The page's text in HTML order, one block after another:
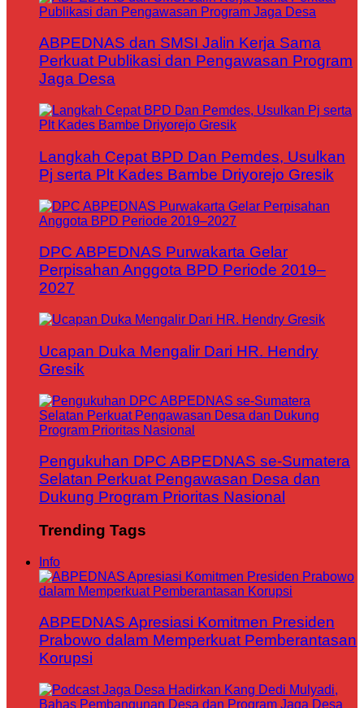
ABPEDNAS dan SMSI Jalin Kerja Sama
Perkuat Publikasi dan Pengawasan Program
Jaga Desa
Langkah Cepat BPD Dan Pemdes, Usulkan
Pj serta Plt Kades Bambe Driyorejo Gresik
DPC ABPEDNAS Purwakarta Gelar
Perpisahan Anggota BPD Periode 2019–
2027
Ucapan Duka Mengalir Dari HR. Hendry
Gresik
Pengukuhan DPC ABPEDNAS se-Sumatera
Selatan Perkuat Pengawasan Desa dan
Dukung Program Prioritas Nasional
Trending Tags
Info
ABPEDNAS Apresiasi Komitmen Presiden
Prabowo dalam Memperkuat Pemberantasan
Korupsi